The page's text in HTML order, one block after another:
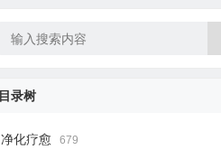
目录树
净化疗愈 679